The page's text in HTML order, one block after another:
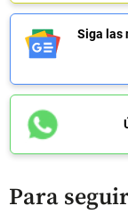
Siga las
Para